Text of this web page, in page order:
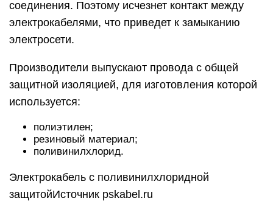
соединения. Поэтому исчезнет контакт между
электрокабелями, что приведет к замыканию
электросети.
Производители выпускают провода с общей
защитной изоляцией, для изготовления которой
используется:
полиэтилен;
резиновый материал;
поливинилхлорид.
Электрокабель с поливинилхлоридной
защитойИсточник pskabel.ru